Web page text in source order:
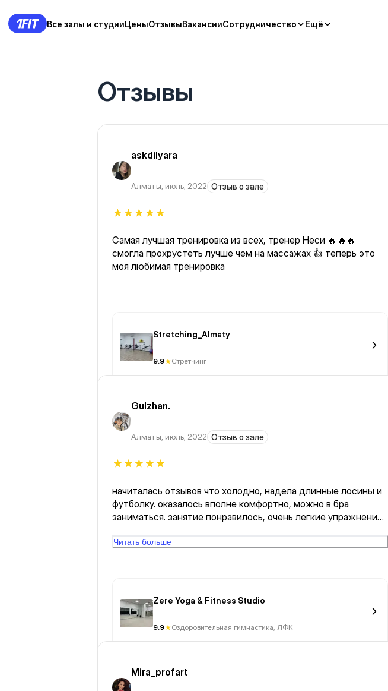
Все залы и студииЦеныОтзывыВакансииСотрудничество Ещё
Отзывы
askdilyara
Алматы, июль, 2022 Отзыв о зале
Самая лучшая тренировка из всех, тренер Неси 🔥🔥🔥
смогла прохрустеть лучше чем на массажах 👍 теперь это
моя любимая тренировка
Stretching_Almaty
9.9 Стретчинг
Gulzhan.
Алматы, июль, 2022 Отзыв о зале
начиталась отзывов что холодно, надела длинные лосины и
футболку. оказалось вполне комфортно, можно в бра
заниматься. занятие понравилось, очень легкие упражнения,
Читать больше
Zere Yoga & Fitness Studio
9.9 Оздоровительная гимнастика, ЛФК
Mira_profart